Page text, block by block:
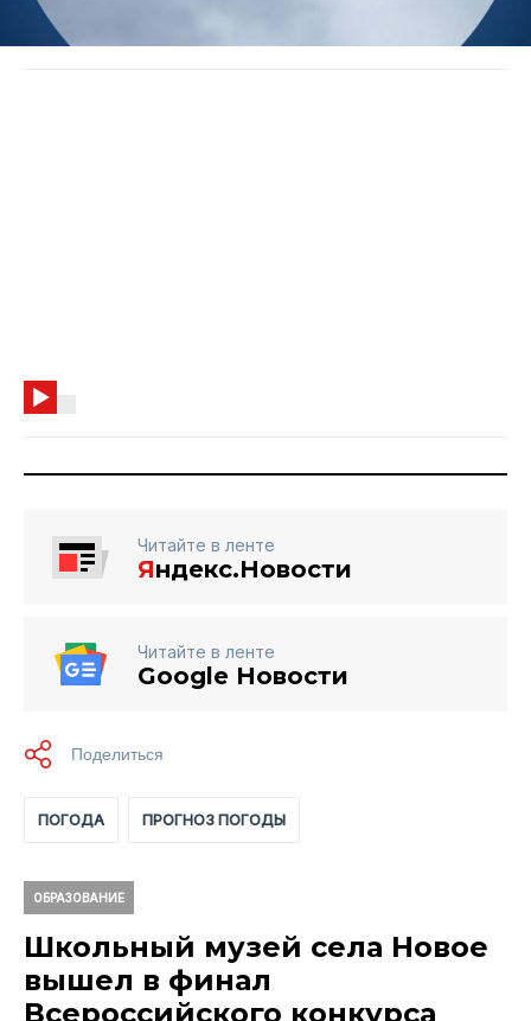
Читайте в ленте
Яндекс.Новости
Читайте в ленте
Google Новости
ПОГОДА ПРОГНОЗ ПОГОДЫ
ОБРАЗОВАНИЕ
Школьный музей села Новое
вышел в финал
Всероссийского конкурса